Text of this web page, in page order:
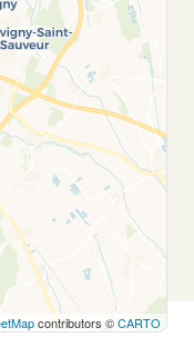
4.4
km
- 4.7
contributors ©CARTO